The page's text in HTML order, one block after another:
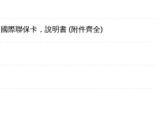
際聯保卡，說明書 (附件齊全)